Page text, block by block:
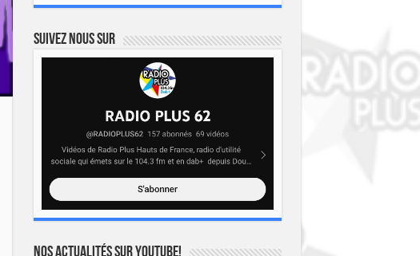
Suivez nous sur
Nos actualités sur YOUTUBE!